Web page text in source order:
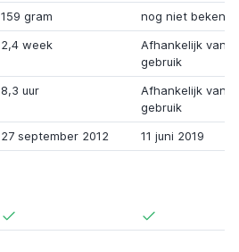
159 gram
nog niet bekend
2,4 week
Afhankelijk van
gebruik
8,3 uur
Afhankelijk van
gebruik
27 september 2012 11 juni 2019